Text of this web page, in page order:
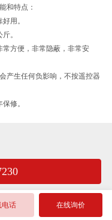
和特点：
用。
。
方便，非常隐蔽，非常安
产生任何负影响，不按遥控器
修。
电话 在线询价